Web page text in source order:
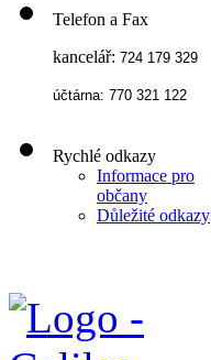
Telefon a Fax
kancelář: 724 179 329
účtárna: 770 321 122
Rychlé odkazy
Informace pro
občany
Důležité odkazy